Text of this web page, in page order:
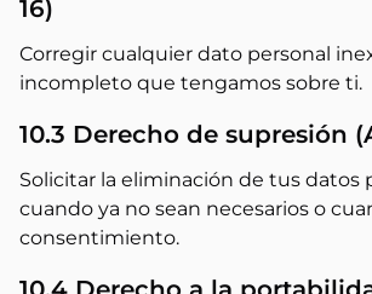
16)
Corregir cualquier dato personal
incompleto que tengamos sobre ti.
10.3 Derecho de supresión
Solicitar la eliminación de tus datos
cuando ya no sean necesarios o
consentimiento.